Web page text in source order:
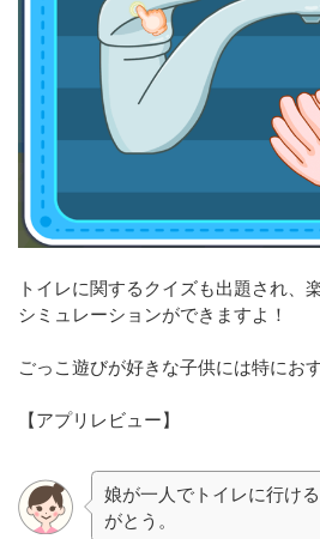
トイレに関するクイズも出題され、
シミュレーションができますよ！
ごっこ遊びが好きな子供には特にお
【アプリレビュー】
娘が一人でトイレに行け
がとう。